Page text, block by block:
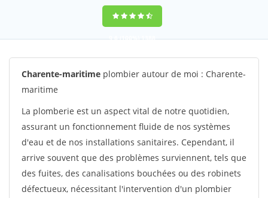
9,6(100%)1388
votes
Charente-maritime plombier autour de moi : Charente-
maritime
La plomberie est un aspect vital de notre quotidien,
assurant un fonctionnement fluide de nos systèmes
d'eau et de nos installations sanitaires. Cependant, il
arrive souvent que des problèmes surviennent, tels que
des fuites, des canalisations bouchées ou des robinets
défectueux, nécessitant l'intervention d'un plombier